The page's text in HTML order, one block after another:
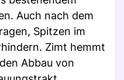
Auch nach dem
Spitzen im
Zimt hemmt
Abbau von